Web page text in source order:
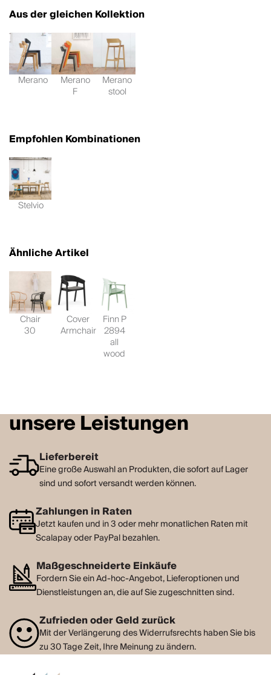
Aus der gleichen Kollektion
Merano Merano
F
Merano
stool
Empfohlen Kombinationen
Stelvio
Ähnliche Artikel
Chair
30
Cover
Armchair
Finn P
2894
all
wood
unsere Leistungen
Lieferbereit
Eine große Auswahl an Produkten, die sofort auf Lager
sind und sofort versandt werden können.
Zahlungen in Raten
Jetzt kaufen und in 3 oder mehr monatlichen Raten mit
Scalapay oder PayPal bezahlen.
Maßgeschneiderte Einkäufe
Fordern Sie ein Ad-hoc-Angebot, Lieferoptionen und
Dienstleistungen an, die auf Sie zugeschnitten sind.
Zufrieden oder Geld zurück
Mit der Verlängerung des Widerrufsrechts haben Sie bis
zu 30 Tage Zeit, Ihre Meinung zu ändern.